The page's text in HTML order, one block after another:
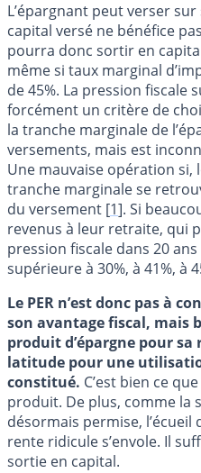
L’épargnant peut verser
capital versé ne bénéfice
pourra donc sortir en
même si taux marginal
de 45%. La pression fiscale
forcément un critère de
la tranche marginale de
versements, mais est
Une mauvaise opération si,
tranche marginale se
du versement [1]. Si
revenus à leur retraite, qui
pression fiscale dans 20
supérieure à 30%, à 41%, à
Le PER n’est donc pas à
son avantage fiscal, mais
produit d’épargne pour
latitude pour une
constitué. C’est bien ce
produit. De plus, comme la
désormais permise, l’écueil
rente ridicule s’envole. Il
sortie en capital.